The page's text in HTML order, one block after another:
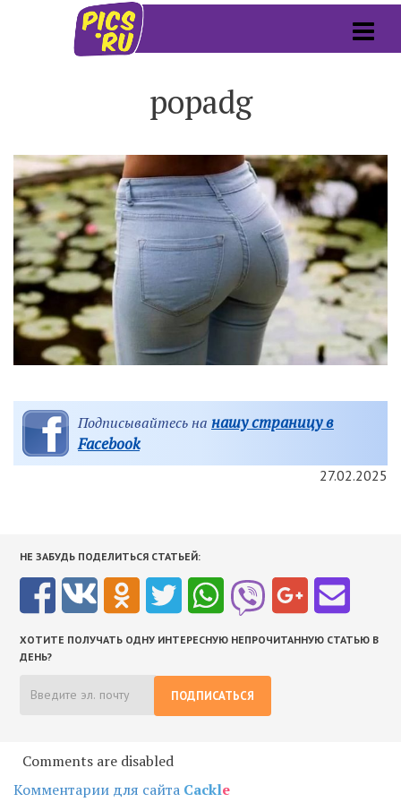
popadg
Подписывайтесь на нашу страницу в
Facebook
27.02.2025
НЕ ЗАБУДЬ ПОДЕЛИТЬСЯ СТАТЬЕЙ:
ХОТИТЕ ПОЛУЧАТЬ ОДНУ ИНТЕРЕСНУЮ НЕПРОЧИТАННУЮ СТАТЬЮ В
ДЕНЬ?
ПОДПИСАТЬСЯ
Comments are disabled
Комментарии для сайта Cackle